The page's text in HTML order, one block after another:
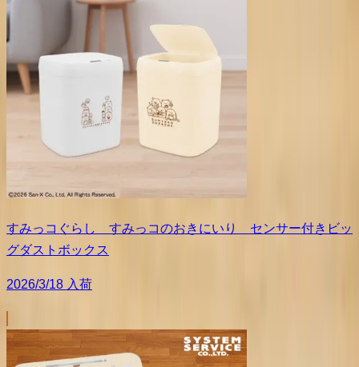
すみっコぐらし すみっコのおきにいり センサー付きビッ
グダストボックス
2026/3/18 入荷